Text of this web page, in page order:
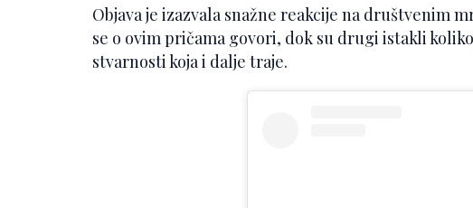
Objava je izazvala snažne reakcije na društvenim
se o ovim pričama govori, dok su drugi istakli
stvarnosti koja i dalje traje.